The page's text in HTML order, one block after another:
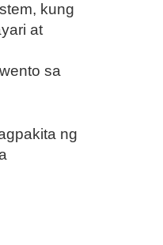
kung
at
sa
ng